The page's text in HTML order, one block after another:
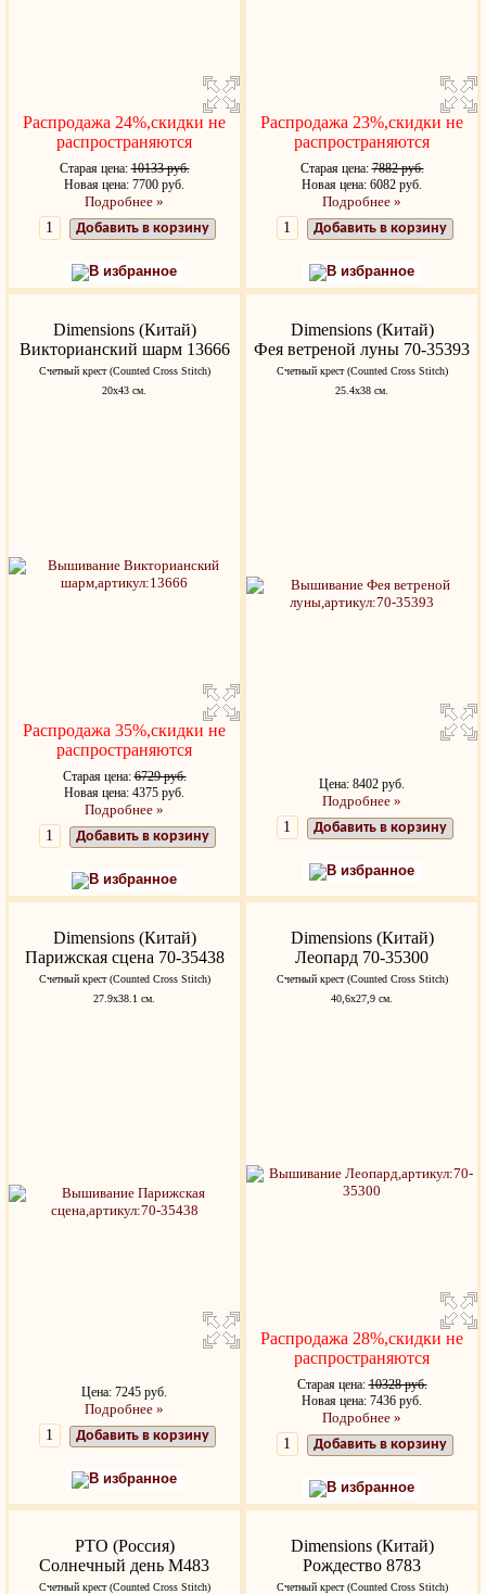
Распродажа 24%,скидки не
распространяются
Старая цена:10133 руб.
Новая цена: 7700 руб.
Подробнее »
Добавить в корзину
В избранное
Распродажа 23%,скидки не
распространяются
Старая цена:7882 руб.
Новая цена: 6082 руб.
Подробнее »
Добавить в корзину
В избранное
Dimensions (Китай)
Викторианский шарм 13666
Счетный крест (Counted Cross Stitch)
20х43 см.
Распродажа 35%,скидки не
распространяются
Старая цена:6729 руб.
Новая цена: 4375 руб.
Подробнее »
Добавить в корзину
В избранное
Dimensions (Китай)
Фея ветреной луны 70-35393
Счетный крест (Counted Cross Stitch)
25.4х38 см.
Цена: 8402 руб.
Подробнее »
Добавить в корзину
В избранное
Dimensions (Китай)
Парижская сцена 70-35438
Счетный крест (Counted Cross Stitch)
27.9х38.1 см.
Цена: 7245 руб.
Подробнее »
Добавить в корзину
В избранное
Dimensions (Китай)
Леопард 70-35300
Счетный крест (Counted Cross Stitch)
40,6х27,9 см.
Распродажа 28%,скидки не
распространяются
Старая цена:10328 руб.
Новая цена: 7436 руб.
Подробнее »
Добавить в корзину
В избранное
РТО (Россия)
Солнечный день M483
Счетный крест (Counted Cross Stitch)
Dimensions (Китай)
Рождество 8783
Счетный крест (Counted Cross Stitch)